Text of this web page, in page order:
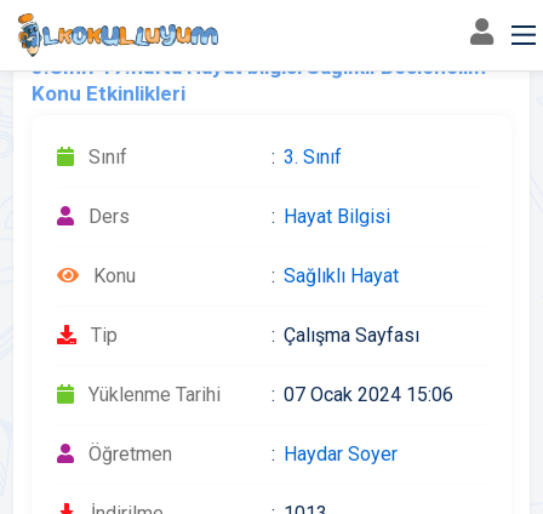
3.Sınıf 17.hafta Hayat bilgisi Sağlıklı Beslenelim
Konu Etkinlikleri
Sınıf 3. Sınıf
Ders Hayat Bilgisi
Konu Sağlıklı Hayat
Tip Çalışma Sayfası
Yüklenme Tarihi 07 Ocak 2024 15:06
Öğretmen Haydar Soyer